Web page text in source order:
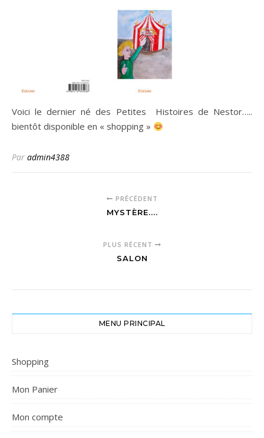
Voici le dernier né des Petites Histoires de Nestor…..
bientôt disponible en « shopping »
Par admin4388
PRÉCÉDENT
MYSTÈRE....
PLUS RÉCENT
SALON
MENU PRINCIPAL
Shopping
Mon Panier
Mon compte